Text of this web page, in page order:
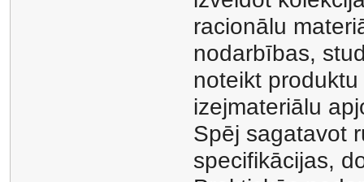
racionālu
nodarbības,
noteikt
izejmateriālu
Spēj sagatavot
specifikācijas,